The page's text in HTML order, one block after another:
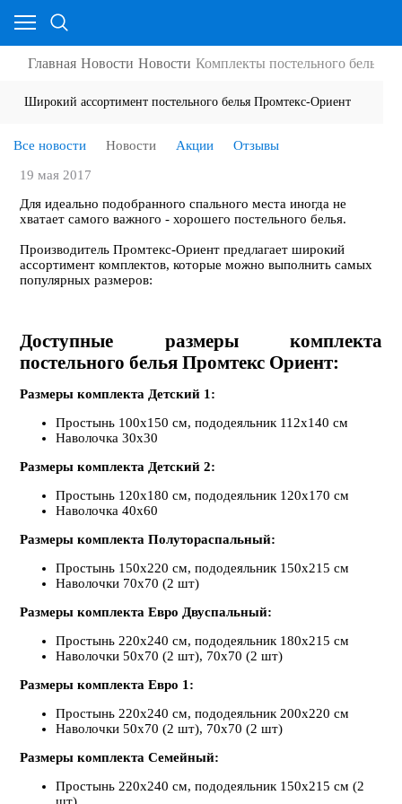
Главная Новости Новости Комплекты постельного белья
Широкий ассортимент постельного белья Промтекс-Ориент
Все новости Новости Акции Отзывы
19 мая 2017
Для идеально подобранного спального места иногда не
хватает самого важного - хорошего постельного белья.
Производитель Промтекс-Ориент предлагает широкий
ассортимент комплектов, которые можно выполнить самых
популярных размеров:
Доступные размеры комплекта
постельного белья Промтекс Ориент:
Размеры комплекта Детский 1:
Простынь 100х150 см, пододеяльник 112х140 см
Наволочка 30х30
Размеры комплекта Детский 2:
Простынь 120х180 см, пододеяльник 120х170 см
Наволочка 40х60
Размеры комплекта Полутораспальный:
Простынь 150х220 см, пододеяльник 150х215 см
Наволочки 70х70 (2 шт)
Размеры комплекта Евро Двуспальный:
Простынь 220х240 см, пододеяльник 180х215 см
Наволочки 50х70 (2 шт), 70х70 (2 шт)
Размеры комплекта Евро 1:
Простынь 220х240 см, пододеяльник200х220 см
Наволочки 50х70 (2 шт), 70х70 (2 шт)
Размеры комплекта Семейный:
Простынь 220х240 см, пододеяльник 150х215 см (2